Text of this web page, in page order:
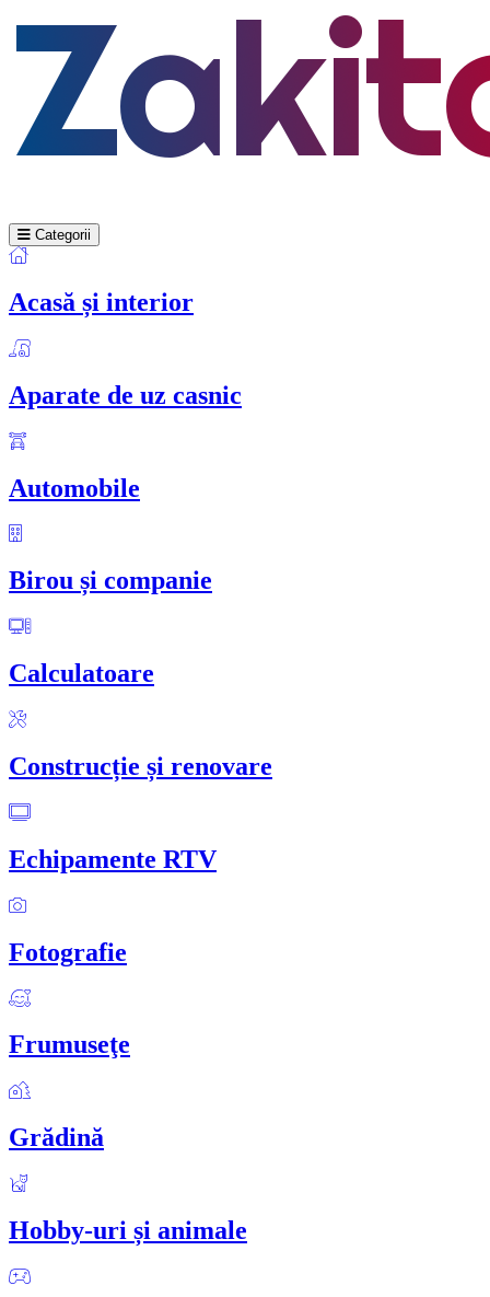
Categorii
Acasă și interior
Aparate de uz casnic
Automobile
Birou și companie
Calculatoare
Construcție și renovare
Echipamente RTV
Fotografie
Frumuseţe
Grădină
Hobby-uri și animale